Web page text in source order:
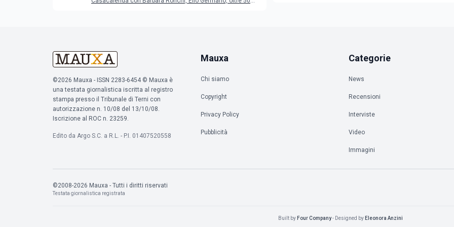
©2026 Mauxa - ISSN 2283-6454 © Mauxa è
una testata giornalistica iscritta al registro
stampa presso il Tribunale di Terni con
autorizzazione n. 10/08 del 13/10/08.
Iscrizione al ROC n. 23259.
Edito da Argo S.C. a R.L. - P.I. 01407520558
Mauxa
Chi siamo
Copyright
Privacy Policy
Pubblicità
Categorie
News
Recensioni
Interviste
Video
Immagini
©2008-2026 Mauxa - Tutti i diritti riservati
Testata giornalistica registrata
Built by Four Company- Designed by Eleonora Anzini